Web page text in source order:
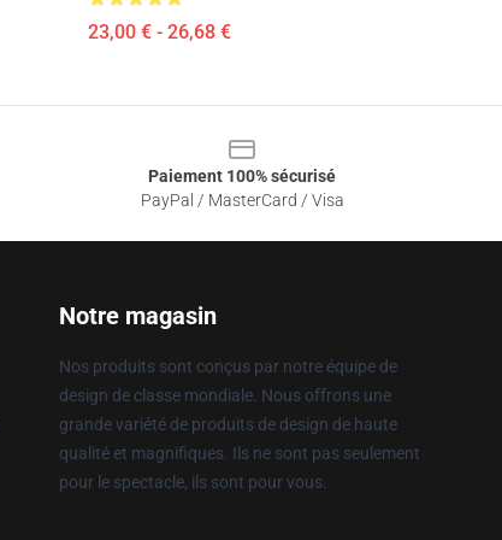
23,00 € - 26,68 €
Paiement 100% sécurisé
PayPal / MasterCard / Visa
Notre magasin
Nos produits sont conçus par notre équipe de
design de classe mondiale. Nous offrons une
grande variété de produits de design de haute
qualité et magnifiques. Ils ne sont pas seulement
pour le spectacle, ils sont pour vous.